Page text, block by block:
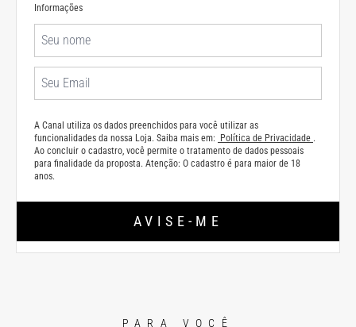
Informações
A Canal utiliza os dados preenchidos para você utilizar as
funcionalidades da nossa Loja. Saiba mais em:
Política de Privacidade .
Ao concluir o cadastro, você permite o tratamento de dados pessoais
para finalidade da proposta. Atenção: O cadastro é para maior de 18
anos.
AVISE-ME
PARA VOCÊ